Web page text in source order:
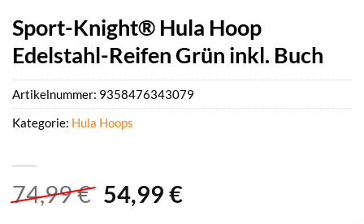
Sport-Knight® Hula Hoop
Edelstahl-Reifen Grün inkl. Buch
74,99€ Ursprünglicher
54,99 €Aktueller
Artikelnummer: 9358476343079
Kategorie: Hula Hoops